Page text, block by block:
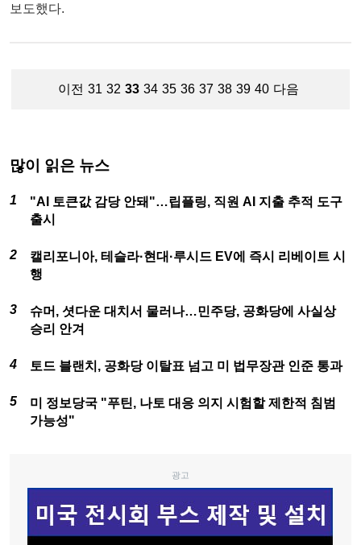
보도했다.
이전 31 32 33 34 35 36 37 38 39 40 다음
많이 읽은 뉴스
"AI 토큰값 감당 안돼"…립플링, 직원 AI 지출 추적 도구
출시
캘리포니아, 테슬라·현대·루시드 EV에 즉시 리베이트 시
행
슈머, 셧다운 대치서 물러나…민주당, 공화당에 사실상
승리 안겨
토드 블랜치, 공화당 이탈표 넘고 미 법무장관 인준 통과
미 정보당국 "푸틴, 나토 대응 의지 시험할 제한적 침범
가능성"